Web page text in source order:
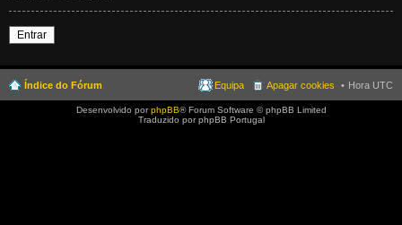
Entrar
Índice do Fórum Hora UTC
Apagar cookies
Equipa
Desenvolvido porphpBB® Forum Software © phpBB Limited
Traduzido por phpBB Portugal